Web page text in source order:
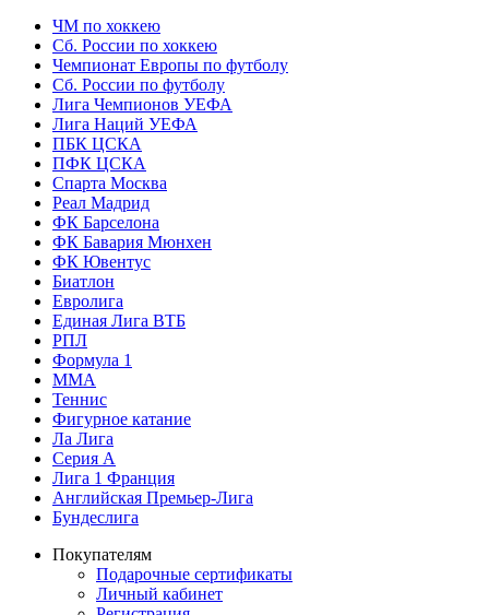
ЧМ по хоккею
Сб. России по хоккею
Чемпионат Европы по футболу
Сб. России по футболу
Лига Чемпионов УЕФА
Лига Наций УЕФА
ПБК ЦСКА
ПФК ЦСКА
Спарта Москва
Реал Мадрид
ФК Барселона
ФК Бавария Мюнхен
ФК Ювентус
Биатлон
Евролига
Единая Лига ВТБ
РПЛ
Формула 1
MMA
Теннис
Фигурное катание
Ла Лига
Серия А
Лига 1 Франция
Английская Премьер-Лига
Бундеслига
Покупателям
Подарочные сертификаты
Личный кабинет